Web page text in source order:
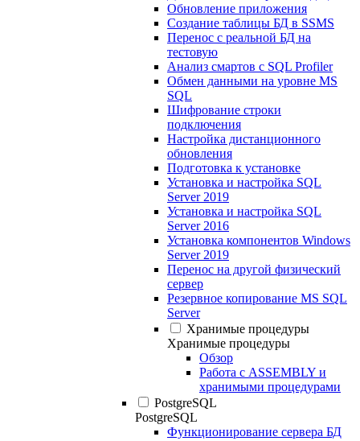
Обновление приложения
Создание таблицы БД в SSMS
Перенос с реальной БД на
тестовую
Анализ смартов с SQL Profiler
Обмен данными на уровне MS
SQL
Шифрование строки
подключения
Настройка дистанционного
обновления
Подготовка к установке
Установка и настройка SQL
Server 2019
Установка и настройка SQL
Server 2016
Установка компонентов Windows
Server 2019
Перенос на другой физический
сервер
Резервное копирование MS SQL
Server
Хранимые процедуры
Хранимые процедуры
Обзор
Работа с ASSEMBLY и
хранимыми процедурами
PostgreSQL
PostgreSQL
Функционирование сервера БД